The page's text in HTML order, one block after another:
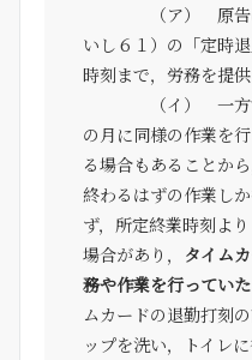
（ア） 原告は
いし６１）の「定時
時刻まで，労務を提
（イ） 一方で
の月に同様の作業を
る場合もあることか
終わるはずの作業し
ず，所定終業時刻よ
場合があり， タイム
務や作業を行ってい
ムカードの退勤打刻
ップを洗い，トイレ